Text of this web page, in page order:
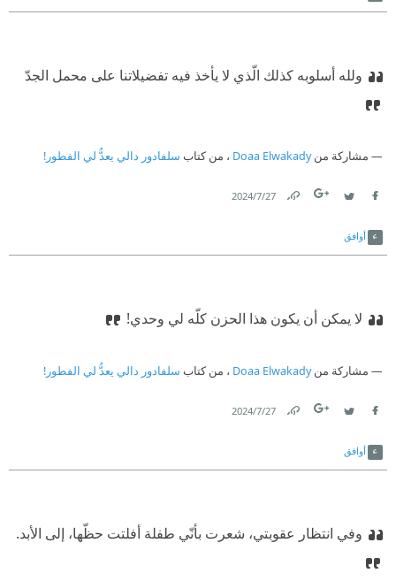
ولله أسلوبه كذلك الّذي لا يأخذ فيه تفضيلاتنا على محمل الجدّ
مشاركة منDoaa Elwakady ، من كتاب سلفادور دالي يعدُّ لي الفطور!
27‏/7‏/2024
أوافق
لا يمكن أن يكون هذا الحزن كلّه لي وحدي!
مشاركة منDoaa Elwakady ، من كتاب سلفادور دالي يعدُّ لي الفطور!
27‏/7‏/2024
أوافق
وفي انتظار عقوبتي، شعرت بأنّي طفلة أفلتت حظّها، إلى الأبد.